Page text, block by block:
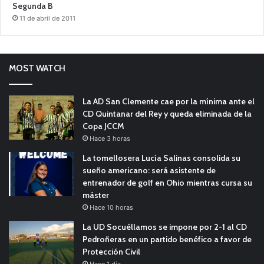
Segunda B
11 de abril de 2011
MOST WATCH
La AD San Clemente cae por la mínima ante el
CD Quintanar del Rey y queda eliminada de la
Copa JCCM
Hace 3 horas
La tomellosera Lucía Salinas consolida su
sueño americano: será asistente de
entrenador de golf en Ohio mientras cursa su
máster
Hace 10 horas
La UD Socuéllamos se impone por 2-1 al CD
Pedroñeras en un partido benéfico a favor de
Protección Civil